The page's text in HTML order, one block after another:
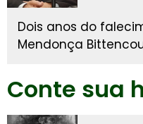
Dois anos do
Mendonça
Conte sua